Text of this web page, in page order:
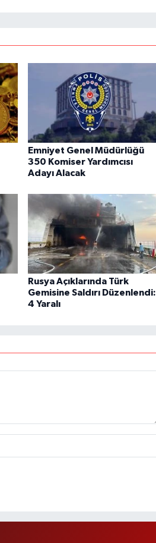
Emniyet Genel Müdürlüğü
350 Komiser Yardımcısı
Adayı Alacak
Rusya Açıklarında Türk
Gemisine Saldırı Düzenlendi:
4 Yaralı